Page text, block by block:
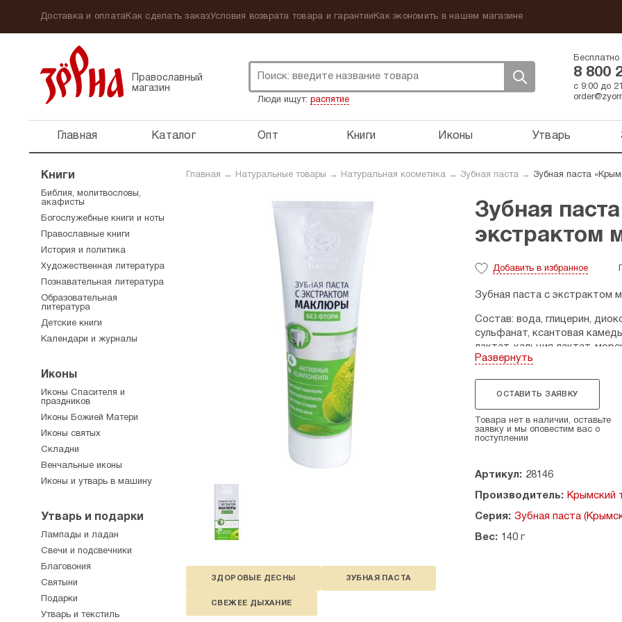
Доставка и оплатаКак сделать заказУсловия возврата товара и гарантии Как экономить в нашем магазине
Православный
магазин
Люди ищут: распятие
Бесплатно
8 800
с 9:00 до
Главная Каталог Опт Книги Иконы Утварь
Главная → Натуральные товары → Натуральная косметика → Зубная паста → Зубная паста
ЗДОРОВЫЕ ДЕСНЫ ЗУБНАЯ ПАСТА
СВЕЖЕЕ ДЫХАНИЕ
Зубная
экстрактом
Добавить в избранное
Зубная паста с экстрактом
Состав: вода, глицерин,
сульфанат, ксантовая
лактат, кальция лактат,
титана диоксид, стевии
Свойства: активный
обеспечивает профилактику
Лактат кальция
безопасную
освежающий эффект.
Противопоказания:
Развернуть
ОСТАВИТЬ ЗАЯВКУ
Товара нет в наличии, оставьте
заявку и мы оповестим вас о
поступлении
Артикул: 28146
Производитель: Крымский
Серия: Зубная паста
Вес: 140 г
Книги
Библия, молитвословы,
акафисты
Богослужебные книги и ноты
Православные книги
История и политика
Художественная литература
Познавательная литература
Образовательная
литература
Детские книги
Календари и журналы
Иконы
Иконы Спасителя и
праздников
Иконы Божией Матери
Иконы святых
Складни
Венчальные иконы
Иконы и утварь в машину
Утварь и подарки
Лампады и ладан
Свечи и подсвечники
Благовония
Святыни
Подарки
Утварь и текстиль